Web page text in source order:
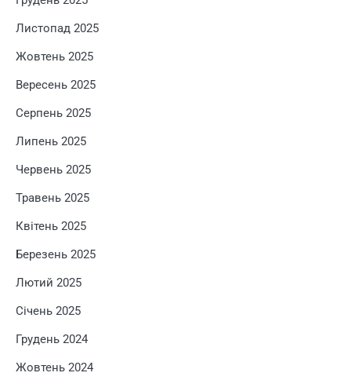
Листопад 2025
Жовтень 2025
Вересень 2025
Серпень 2025
Липень 2025
Червень 2025
Травень 2025
Квітень 2025
Березень 2025
Лютий 2025
Січень 2025
Грудень 2024
Жовтень 2024